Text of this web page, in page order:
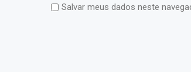
Salvar meus dados neste